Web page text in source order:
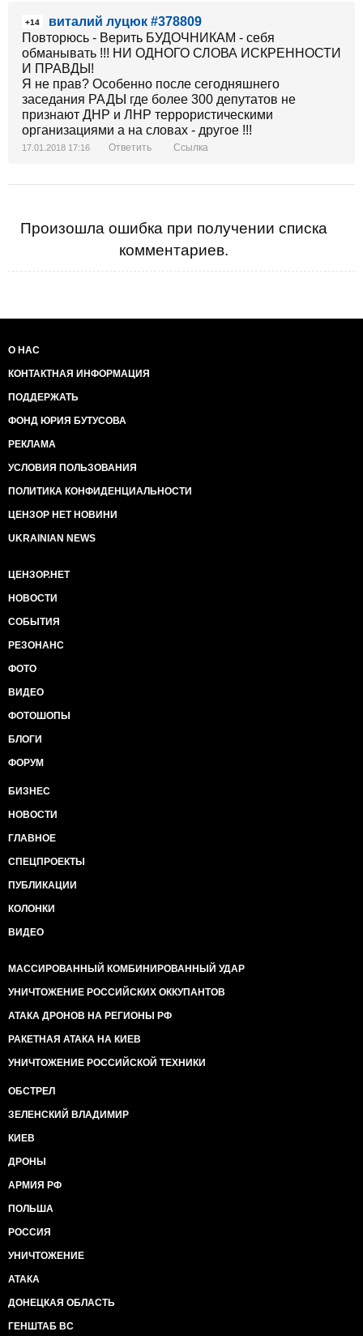
+14
виталий луцюк #378809
Повторюсь - Верить БУДОЧНИКАМ - себя
обманывать !!! НИ ОДНОГО СЛОВА ИСКРЕННОСТИ
И ПРАВДЫ!
Я не прав? Особенно после сегодняшнего
заседания РАДЫ где более 300 депутатов не
признают ДНР и ЛНР террористическими
организациями а на словах - другое !!!
17.01.2018 17:16 Ответить Ссылка
Произошла ошибка при получении списка
комментариев.
О НАС
КОНТАКТНАЯ ИНФОРМАЦИЯ
ПОДДЕРЖАТЬ
ФОНД ЮРИЯ БУТУСОВА
РЕКЛАМА
УСЛОВИЯ ПОЛЬЗОВАНИЯ
ПОЛИТИКА КОНФИДЕНЦИАЛЬНОСТИ
ЦЕНЗОР НЕТ НОВИНИ
UKRAINIAN NEWS
ЦЕНЗОР.НЕТ
НОВОСТИ
СОБЫТИЯ
РЕЗОНАНС
ФОТО
ВИДЕО
ФОТОШОПЫ
БЛОГИ
ФОРУМ
БИЗНЕС
НОВОСТИ
ГЛАВНОЕ
СПЕЦПРОЕКТЫ
ПУБЛИКАЦИИ
КОЛОНКИ
ВИДЕО
МАССИРОВАННЫЙ КОМБИНИРОВАННЫЙ УДАР
УНИЧТОЖЕНИЕ РОССИЙСКИХ ОККУПАНТОВ
АТАКА ДРОНОВ НА РЕГИОНЫ РФ
РАКЕТНАЯ АТАКА НА КИЕВ
УНИЧТОЖЕНИЕ РОССИЙСКОЙ ТЕХНИКИ
ОБСТРЕЛ
ЗЕЛЕНСКИЙ ВЛАДИМИР
КИЕВ
ДРОНЫ
АРМИЯ РФ
ПОЛЬША
РОССИЯ
УНИЧТОЖЕНИЕ
АТАКА
ДОНЕЦКАЯ ОБЛАСТЬ
ГЕНШТАБ ВС